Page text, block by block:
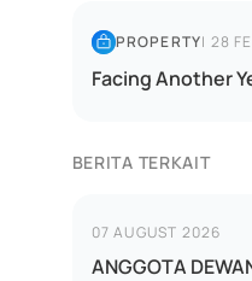
PROPERTY| 28
Facing Another
BERITA TERKAIT
07 AUGUST 2026
ANGGOTA